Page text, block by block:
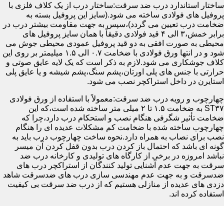
ساختار استاندارد درب ضد سرقت:ساختار درب از یک کلاف فلزی با
پروفیل های فولادی ساخته می شود.(سایز این پروفیل بسته به
ضخامت درب تعیین می گردد)،سپس به جهت مقاومت بیشتر درب در
برابر خمش،۳ الی ۴ قید فولادی دقیقاً با همان سایز پروفیل های
محیطی به صورت افقی به دو قید پروفیل عمودی محیطی جوش می
شود و در انتها ورق فولادی با ضخامت ۰.۷ الی ۱.۵ میلیمتر بر روی این
کلاف جوشکاری می شود.لازم به ذکر است که یک لایه عایق صوتی و
حرارتی با جنس های پلی اورتان،پشم سنگ،پشم شیشه و یا عایق پلی
استایرن در داخل استراکچر نصب می شود.
چهارچوب و رویه درب ضد سرقت:معمولاً با استفاده از ورق فولادی
ST۳۷ به ضخامت ۱.۵ تا ۲ میلی متر ساخته شده است،که این
ضخامت تأثیر شگرفی هنگام نصب و استحکام درب دارد،چرا که
چهارچوب ساخته شده با ضخامت کم مشکلات عدیده ای را هنگام
نصب برای نصاب به همراه دارد.نحوه ساخت چهارچوب درب باید به
گونه ای باشد که احتمال باز کردن درب بدون قفل کردن آن میسر
نباشد امروزه در برخی از کارگاه های تولیدی و کارخانه درب ضد
سرقت به جهت عدم آشنایی تولید کنندگان از استراکچر درب های
ضدسرقت و به جهت عدم مهندسی سازی درب های ضدسرقت شاهد
دزدی های عدیده از منازلی هستیم که از درب ضد سرقت بی کیفیت
استفاده کرده اند.